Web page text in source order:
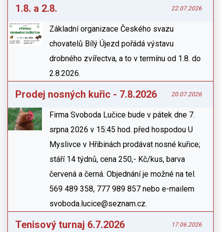
1.8. a 2.8.
22.07.2026
Základní organizace Českého svazu
chovatelů Bílý Újezd pořádá výstavu
drobného zvířectva, a to v termínu od 1.8. do
2.8.2026.
Prodej nosných kuřic - 7.8.2026 20.07.2026
Firma Svoboda Lučice bude v pátek dne 7.
srpna 2026 v 15:45 hod. před hospodou U
Myslivce v Hřibinách prodávat nosné kuřice;
stáří 14 týdnů, cena 250,- Kč/kus, barva
červená a černá. Objednání je možné na tel.
569 489 358, 777 989 857 nebo e-mailem
svoboda.lucice@seznam.cz.
Tenisový turnaj 6.7.2026 17.06.2026